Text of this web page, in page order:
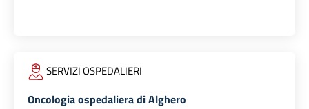
SERVIZI OSPEDALIERI
Oncologia ospedaliera di Alghero